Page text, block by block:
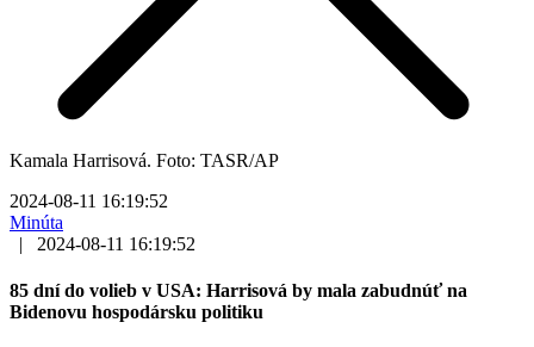
Kamala Harrisová. Foto: TASR/AP
2024-08-11 16:19:52
Minúta
|
2024-08-11 16:19:52
85 dní do volieb v USA: Harrisová by mala zabudnúť na
Bidenovu hospodársku politiku